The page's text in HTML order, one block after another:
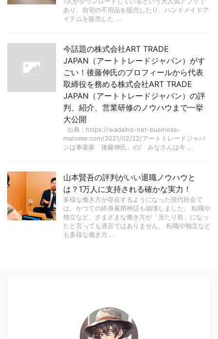
あり、自宅の不用品を販売したり、ハンドメイドア
イテムを販売した ...
今話題の株式会社ART TRADE
JAPAN（アートトレードジャパン）がす
ごい！後藤伸氏のプロフィールから代表
取締役を務める株式会社ART TRADE
JAPAN（アートトレードジャパン）の評
判、紹介、営業研修のノウハウまで一挙
大公開
出典 : https://wadaino-net-business-
matome.com/2021/02/22/アートトレードジャパ
ンは事業家「後藤伸氏」の/ みなさんは今 ...
山本賢吾の評判がいい退職ノウハウと
は？1万人に支持される確かな実力！
多様な働き方が存在するようになった現代社会で
は、かつての終身雇用神話も崩壊しました。 転職や
独立など、さまざまな働き方が「当たり前」になっ
たと言っても過言ではありません。 転職や独立など
も多様な働き方 ...